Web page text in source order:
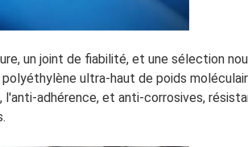
un joint de fiabilité, et une sélection
ultra-haut de poids
adhérence, et anti-corrosives,